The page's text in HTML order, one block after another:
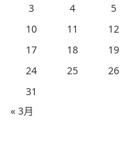
3
4 5
10
11 12
17
18 19
24
25 26
31
« 3月